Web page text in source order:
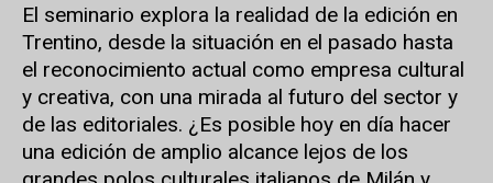
El seminario explora la realidad de la edición en
Trentino, desde la situación en el pasado hasta
el reconocimiento actual como empresa cultural
y creativa, con una mirada al futuro del sector y
de las editoriales. ¿Es posible hoy en día hacer
una edición de amplio alcance lejos de los